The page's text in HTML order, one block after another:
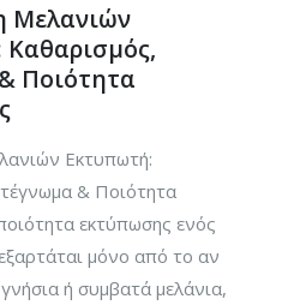
Μελανιών
Ποιότητα
Εκτυπωτή:
& Ποιότητα
εκτύπωσης ενός
μόνο από το αν
ή συμβατά μελάνια,